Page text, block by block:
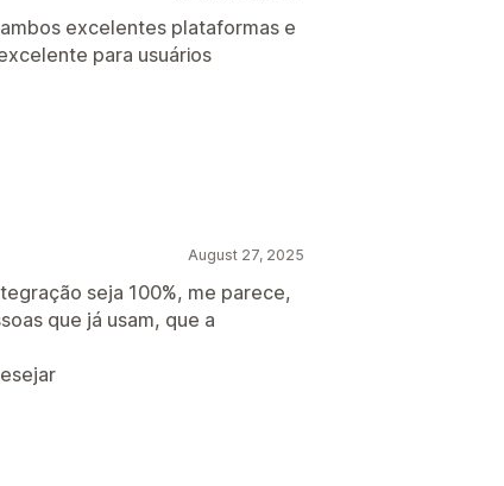
excelentes plataformas e
para usuários
August 27, 2025
seja 100%, me parece,
que já usam, que a